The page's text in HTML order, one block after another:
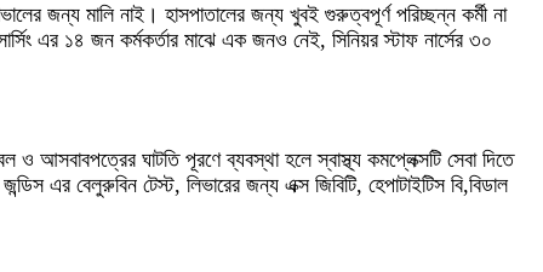
জন্য মালি নাই। হাসপাতালের জন্য খুবই গুরুত্বপূর্ণ পরিচ্ছন্ন কর্মী না
এর ১৪ জন কর্মকর্তার মাঝে এক জনও নেই, সিনিয়র স্টাফ নার্সের ৩০
ও আসবাবপত্রের ঘাটতি পূরণে ব্যবস্থা হলে স্বাস্থ্য কমপ্লেক্সটি সেবা দিতে
এর বেলুরুবিন টেস্ট, লিভারের জন্য এক্স জিবিটি, হেপাটাইটিস বি,বিডাল